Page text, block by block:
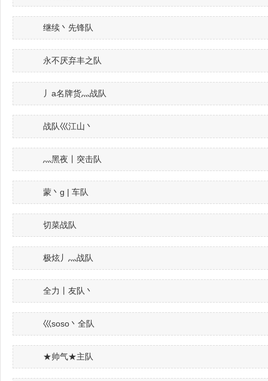
继续丶先锋队
永不厌弃丰之队
丿a名牌货灬战队
战队巛江山丶
灬黑夜丨突击队
蒙丶g | 车队
切菜战队
极炫丿灬战队
全力丨友队丶
巛soso丶全队
★帅气★主队